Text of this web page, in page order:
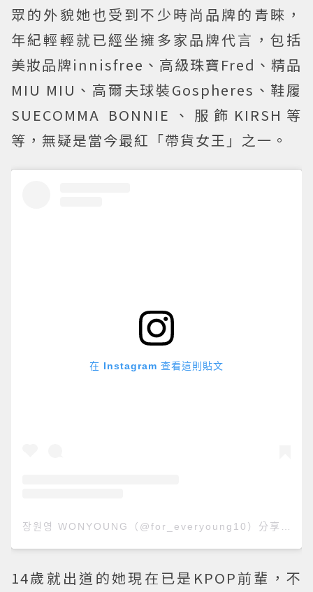
眾的外貌她也受到不少時尚品牌的青睞，
年紀輕輕就已經坐擁多家品牌代言，包括
美妝品牌innisfree、高級珠寶Fred、精品
MIU MIU、高爾夫球裝Gospheres、鞋履
SUECOMMA BONNIE、服飾KIRSH等
等，無疑是當今最紅「帶貨女王」之一。
在 Instagram 查看這則貼文
장원영 WONYOUNG（@for_everyoung10）分享的貼文
14歲就出道的她現在已是KPOP前輩，不